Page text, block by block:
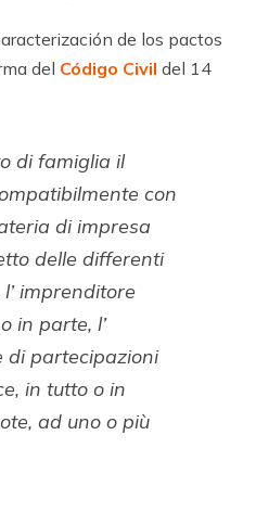
de los pactos
del Código Civil del 14
di famiglia il
con
di impresa
delle differenti
imprenditore
in parte, l’
di partecipazioni
in tutto o in
ad uno o più